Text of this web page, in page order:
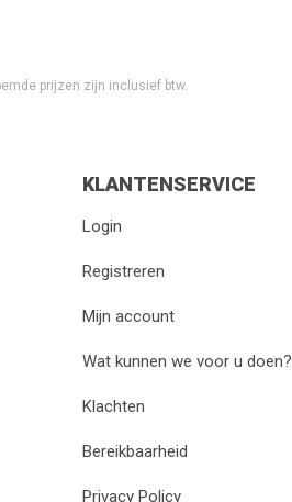
prijzen zijn inclusief btw.
KLANTENSERVICE
Login
Registreren
Mijn account
Wat kunnen we voor u doen?
Klachten
Bereikbaarheid
Privacy Policy